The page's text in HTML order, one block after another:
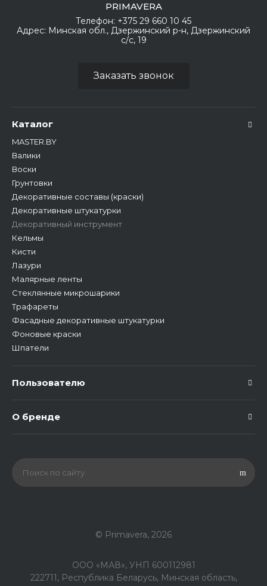
PRIMAVERA
Телефон: +375 29 660 10 45
Адрес: Минская обл., Дзержинский р-н, Дзержинский
с/с, 19
Заказать звонок
Каталог
MASTER.BY
Валики
Воски
Грунтовки
Декоративные составы (краски)
Декоративные штукатурки
Декоративный инструмент
Кельмы
Кисти
Лазури
Малярные ленты
Стеклянные микрошарики
Трафареты
Фасадные декоративные штукатурки
Фоновые краски
Шпатели
Пользователю
О бренде
© Primavera, 2026
ООО «МАВ», УНП 600112981
222711, Республика Беларусь, Минская область,